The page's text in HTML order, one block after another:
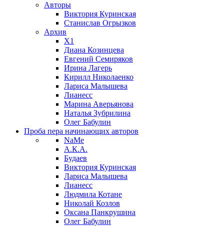
Авторы
Виктория Куринская
Станислав Огрызков
Архив
X1
Диана Козинцева
Евгений Семиряков
Ирина Лагерь
Кирилл Николаенко
Лариса Малышева
Лианесс
Марина Аверьянова
Наталья Зубрилина
Олег Бабулин
Проба пера начинающих авторов
NaMe
А.К.А.
Будаев
Виктория Куринская
Лариса Малышева
Лианесс
Людмила Котане
Николай Козлов
Оксана Панкрушина
Олег Бабулин